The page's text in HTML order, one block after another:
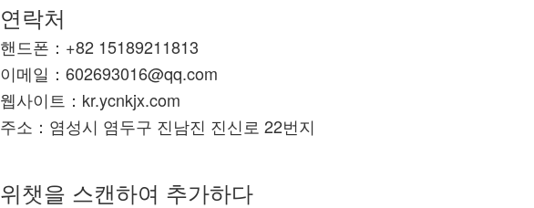
연락처
핸드폰：+82 15189211813
이메일：602693016@qq.com
웹사이트：kr.ycnkjx.com
주소：염성시 염두구 진남진 진신로 22번지
위챗을 스캔하여 추가하다